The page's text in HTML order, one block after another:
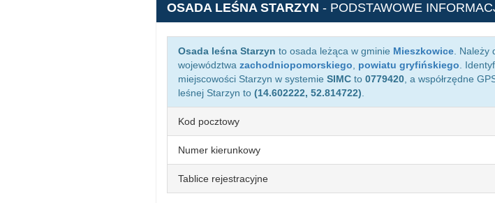
OSADA LEŚNA STARZYN - PODSTAWOWE
Osada leśna Starzyn to osada leżąca w gminie Mieszkowice . Należy
województwa zachodniopomorskiego powiatu gryfińskiego .
miejscowości Starzyn w systemie SIMC to 0779420 , a współrzędne
leśnej Starzyn to (14.602222, 52.814722)
Kod pocztowy
Numer kierunkowy
Tablice rejestracyjne